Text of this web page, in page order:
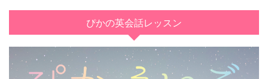
ぴかの英会話レッスン